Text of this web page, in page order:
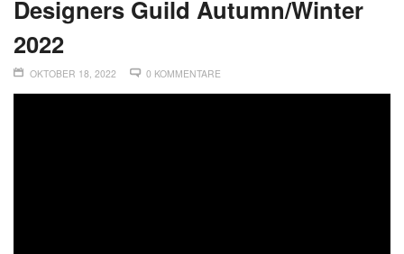
Designers Guild Autumn/Winter
2022
OKTOBER 18, 2022 0 KOMMENTARE